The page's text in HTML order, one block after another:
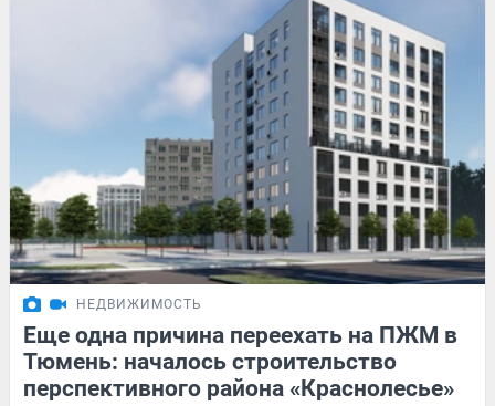
НЕДВИЖИМОСТЬ
Еще одна причина переехать на ПЖМ в
Тюмень: началось строительство
перспективного района «Краснолесье»